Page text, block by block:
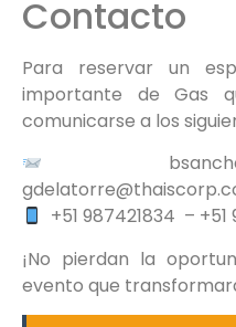
Contacto
Para reservar un
importante de Gas
comunicarse a los
+51 987421834 –
¡No pierdan la
evento que